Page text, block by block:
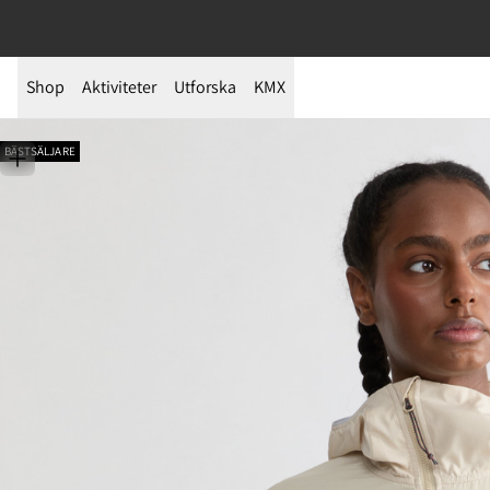
Shop Aktiviteter Utforska KMX
BÄSTSÄLJARE